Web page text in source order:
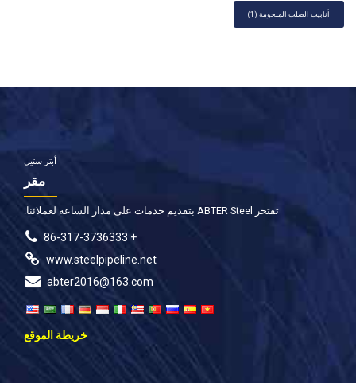
أنابيب الصلب الملحومة (1)
أبتر ستيل
مقر
تفتخر ABTER Steel بتقديم خدمات على مدار الساعة لعملائنا.
+ 86-317-3736333
www.steelpipeline.net
abter2016@163.com
خريطة الموقع